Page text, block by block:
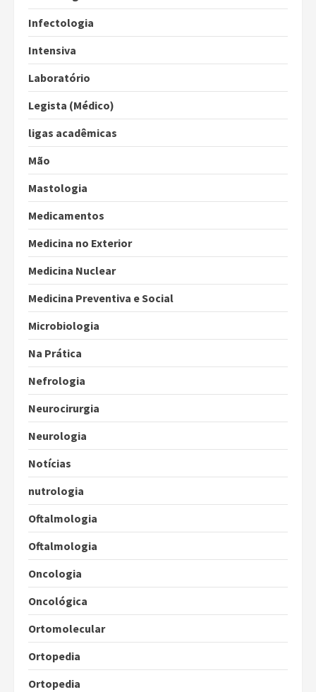
Infectologia
Intensiva
Laboratório
Legista (Médico)
ligas acadêmicas
Mão
Mastologia
Medicamentos
Medicina no Exterior
Medicina Nuclear
Medicina Preventiva e Social
Microbiologia
Na Prática
Nefrologia
Neurocirurgia
Neurologia
Notícias
nutrologia
Oftalmologia
Oftalmologia
Oncologia
Oncológica
Ortomolecular
Ortopedia
Ortopedia